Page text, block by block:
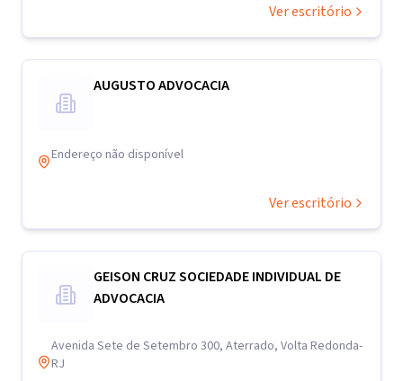
Ver escritório
AUGUSTO ADVOCACIA
Endereço não disponível
Ver escritório
GEISON CRUZ SOCIEDADE INDIVIDUAL DE
ADVOCACIA
Avenida Sete de Setembro 300, Aterrado, Volta Redonda-
RJ